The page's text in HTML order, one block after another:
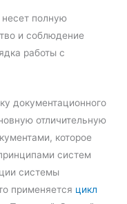
полную
и соблюдение
работы с
документационного
отличительную
которое
систем
системы
применяется цикл